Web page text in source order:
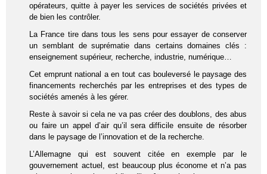
opérateurs, quitte à payer les services de sociétés privées et
de bien les contrôler.
La France tire dans tous les sens pour essayer de conserver
un semblant de suprématie dans certains domaines clés :
enseignement supérieur, recherche, industrie, numérique…
Cet emprunt national a en tout cas bouleversé le paysage des
financements recherchés par les entreprises et des types de
sociétés amenés à les gérer.
Reste à savoir si cela ne va pas créer des doublons, des abus
ou faire un appel d’air qu’il sera difficile ensuite de résorber
dans le paysage de l’innovation et de la recherche.
L’Allemagne qui est souvent citée en exemple par le
gouvernement actuel, est beaucoup plus économe et n’a pas